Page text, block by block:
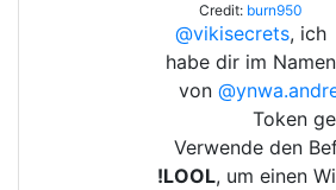
Credit: burn950
@vikisecrets, ich
habe dir im Namen
von
Token
Verwende den
!LOOL, um einen